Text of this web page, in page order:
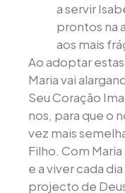
a servir
prontos na
aos mais
Ao adoptar
Maria vai
Seu Coração
nos, para que o
vez mais
Filho. Com
e a viver cada
projecto de